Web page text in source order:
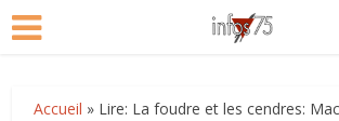
Accueil » Lire: La foudre et les cendres: